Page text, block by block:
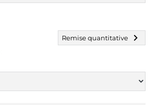
Remise quantitative chevron_right